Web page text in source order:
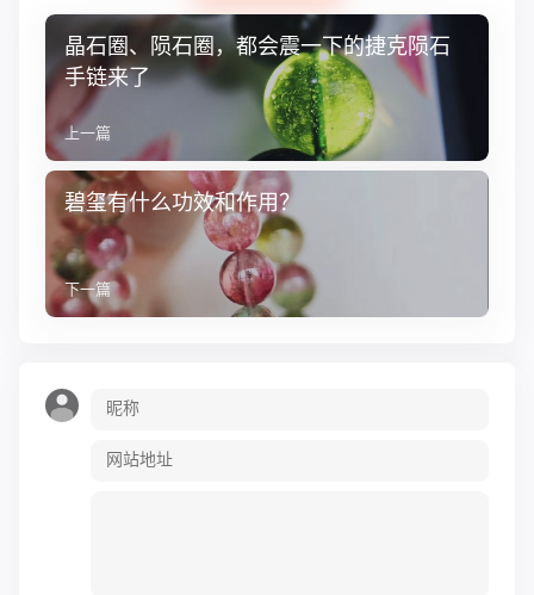
晶石圈、陨石圈，都会震一下的捷克陨石
手链来了
上一篇
碧玺有什么功效和作用？
下一篇